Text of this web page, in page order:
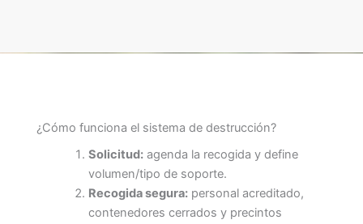
¿Cómo funciona el sistema de destrucción?
Solicitud:agenda la recogida y define
volumen/tipo de soporte.
Recogida segura:personal acreditado,
contenedores cerrados y precintos